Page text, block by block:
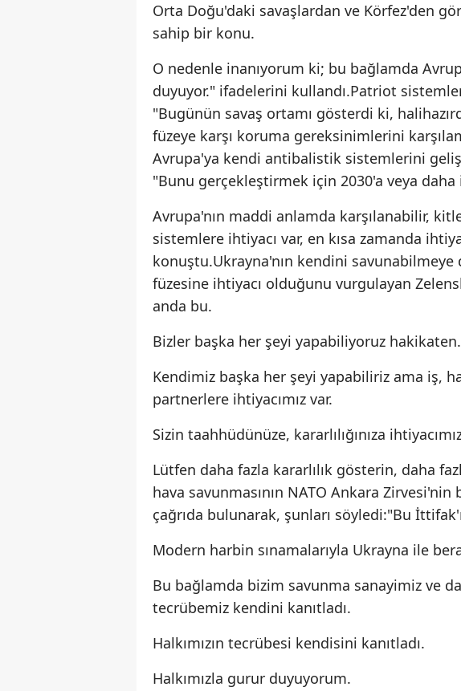
Orta Doğu'daki savaşlardan ve Körfez'den
sahip bir konu.
O nedenle inanıyorum ki; bu bağlamda
duyuyor." ifadelerini kullandı.Patriot
"Bugünün savaş ortamı gösterdi ki,
füzeye karşı koruma gereksinimlerini
Avrupa'ya kendi antibalistik sistemlerini
"Bunu gerçekleştirmek için 2030'a veya
Avrupa'nın maddi anlamda karşılanabilir,
sistemlere ihtiyacı var, en kısa zamanda
konuştu.Ukrayna'nın kendini
füzesine ihtiyacı olduğunu vurgulayan
anda bu.
Bizler başka her şeyi yapabiliyoruz hakikaten.
Kendimiz başka her şeyi yapabiliriz ama iş,
partnerlere ihtiyacımız var.
Sizin taahhüdünüze, kararlılığınıza
Lütfen daha fazla kararlılık gösterin, daha
hava savunmasının NATO Ankara
çağrıda bulunarak, şunları söyledi:"Bu
Modern harbin sınamalarıyla Ukrayna ile
Bu bağlamda bizim savunma sanayimiz ve
tecrübemiz kendini kanıtladı.
Halkımızın tecrübesi kendisini kanıtladı.
Halkımızla gurur duyuyorum.